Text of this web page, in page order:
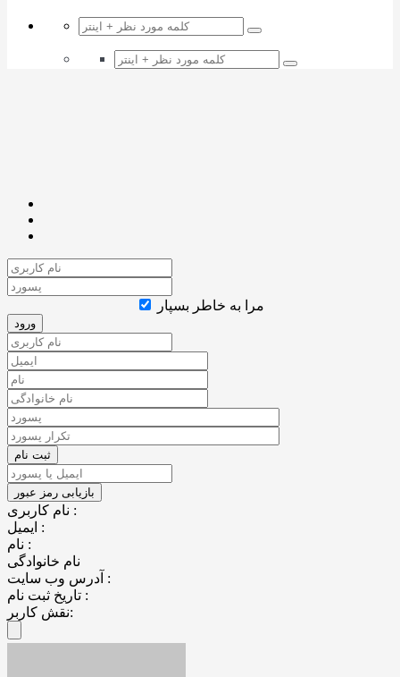
مرا به خاطر بسپار
نام کاربری :
ایمیل :
نام :
نام خانوادگی
آدرس وب سایت :
تاریخ ثبت نام :
نقش کاربر: